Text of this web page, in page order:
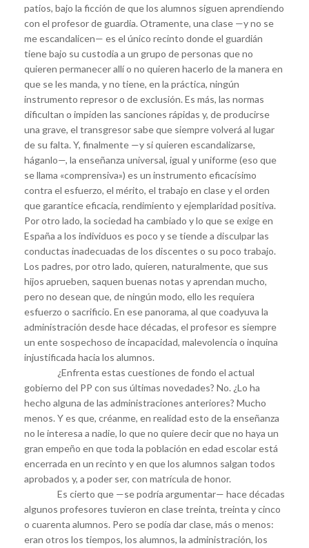
patios, bajo la ficción de que los alumnos siguen aprendiendo
con el profesor de guardia. Otramente, una clase —y no se
me escandalicen— es el único recinto donde el guardián
tiene bajo su custodia a un grupo de personas que no
quieren permanecer allí o no quieren hacerlo de la manera en
que se les manda, y no tiene, en la práctica, ningún
instrumento represor o de exclusión. Es más, las normas
dificultan o impiden las sanciones rápidas y, de producirse
una grave, el transgresor sabe que siempre volverá al lugar
de su falta. Y, finalmente —y si quieren escandalizarse,
háganlo—, la enseñanza universal, igual y uniforme (eso que
se llama «comprensiva») es un instrumento eficacísimo
contra el esfuerzo, el mérito, el trabajo en clase y el orden
que garantice eficacia, rendimiento y ejemplaridad positiva.
Por otro lado, la sociedad ha cambiado y lo que se exige en
España a los individuos es poco y se tiende a disculpar las
conductas inadecuadas de los discentes o su poco trabajo.
Los padres, por otro lado, quieren, naturalmente, que sus
hijos aprueben, saquen buenas notas y aprendan mucho,
pero no desean que, de ningún modo, ello les requiera
esfuerzo o sacrificio. En ese panorama, al que coadyuva la
administración desde hace décadas, el profesor es siempre
un ente sospechoso de incapacidad, malevolencia o inquina
injustificada hacia los alumnos.
¿Enfrenta estas cuestiones de fondo el actual
gobierno del PP con sus últimas novedades? No. ¿Lo ha
hecho alguna de las administraciones anteriores? Mucho
menos. Y es que, créanme, en realidad esto de la enseñanza
no le interesa a nadie, lo que no quiere decir que no haya un
gran empeño en que toda la población en edad escolar está
encerrada en un recinto y en que los alumnos salgan todos
aprobados y, a poder ser, con matrícula de honor.
Es cierto que —se podría argumentar— hace décadas
algunos profesores tuvieron en clase treinta, treinta y cinco
o cuarenta alumnos. Pero se podía dar clase, más o menos:
eran otros los tiempos, los alumnos, la administración, los